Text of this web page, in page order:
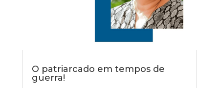
O patriarcado em tempos de
guerra!